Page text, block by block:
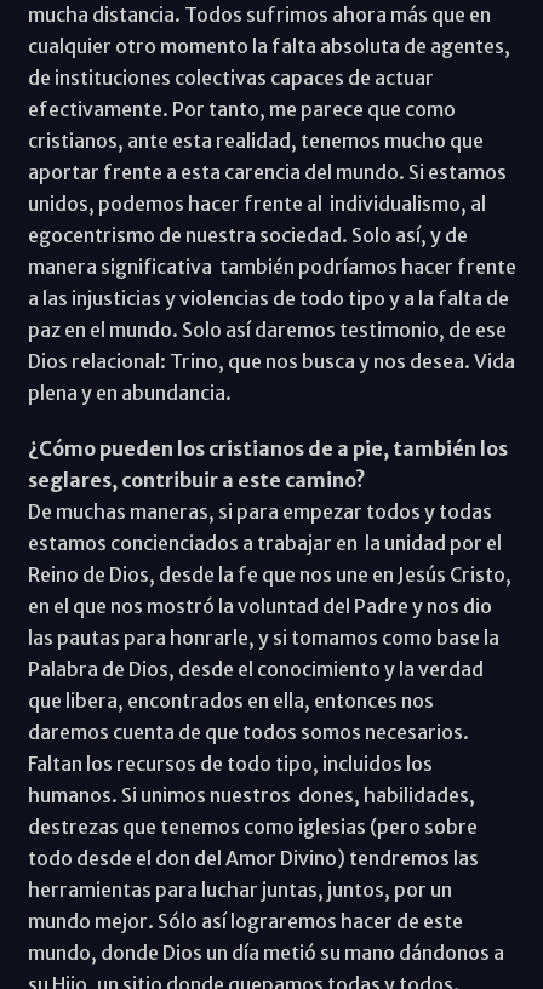
mucha distancia. Todos sufrimos ahora más que en
cualquier otro momento la falta absoluta de agentes,
de instituciones colectivas capaces de actuar
efectivamente. Por tanto, me parece que como
cristianos, ante esta realidad, tenemos mucho que
aportar frente a esta carencia del mundo. Si estamos
unidos, podemos hacer frente al individualismo, al
egocentrismo de nuestra sociedad. Solo así, y de
manera significativa también podríamos hacer frente
a las injusticias y violencias de todo tipo y a la falta de
paz en el mundo. Solo así daremos testimonio, de ese
Dios relacional: Trino, que nos busca y nos desea. Vida
plena y en abundancia.
¿Cómo pueden los cristianos de a pie, también los
seglares, contribuir a este camino?
De muchas maneras, si para empezar todos y todas
estamos concienciados a trabajar en la unidad por el
Reino de Dios, desde la fe que nos une en Jesús Cristo,
en el que nos mostró la voluntad del Padre y nos dio
las pautas para honrarle, y si tomamos como base la
Palabra de Dios, desde el conocimiento y la verdad
que libera, encontrados en ella, entonces nos
daremos cuenta de que todos somos necesarios.
Faltan los recursos de todo tipo, incluidos los
humanos. Si unimos nuestros dones, habilidades,
destrezas que tenemos como iglesias (pero sobre
todo desde el don del Amor Divino) tendremos las
herramientas para luchar juntas, juntos, por un
mundo mejor. Sólo así lograremos hacer de este
mundo, donde Dios un día metió su mano dándonos a
su Hijo, un sitio donde quepamos todas y todos.